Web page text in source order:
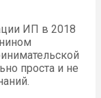
ИП в 2018
проста и не